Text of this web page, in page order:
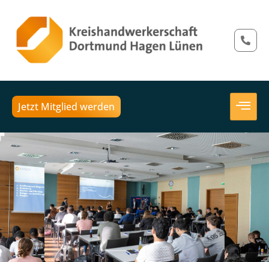
Jetzt Mitglied werden